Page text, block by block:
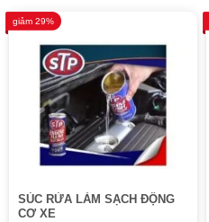
giảm 29%
SÚC RỬA LÀM SẠCH ĐỘNG
CƠ XE